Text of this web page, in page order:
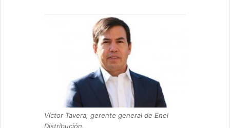
Víctor Tavera, gerente general de Enel
Distribución.